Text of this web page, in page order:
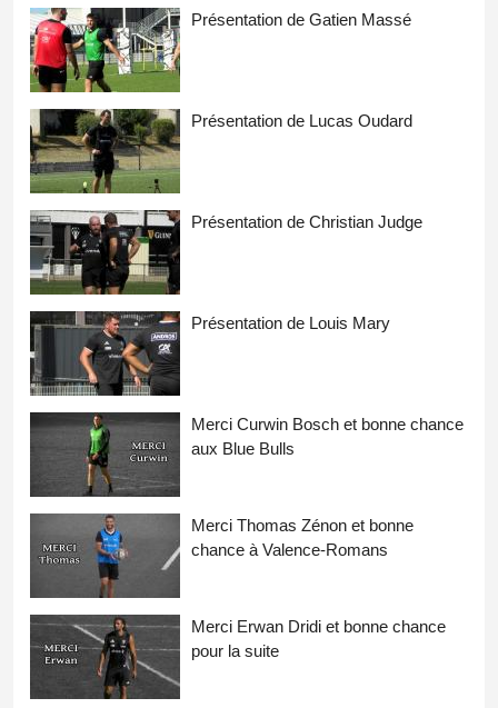
Présentation de Gatien Massé
Présentation de Lucas Oudard
Présentation de Christian Judge
Présentation de Louis Mary
Merci Curwin Bosch et bonne chance
aux Blue Bulls
Merci Thomas Zénon et bonne
chance à Valence-Romans
Merci Erwan Dridi et bonne chance
pour la suite